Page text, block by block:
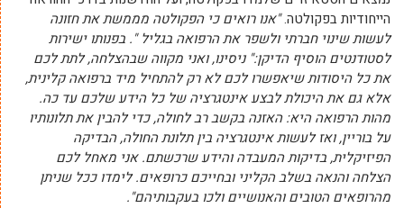
הייחודיות בפקולטה."אנו רואים כי הפקולטה מממשת את חזונה
לעשות שינוי חברתי ולשפר את הרפואה בגליל". בפנותו ישירות
לסטודנטים הוסיף הדיקן:" ניסינו, ואני מקווה שבהצלחה, לתת לכם
את כל היסודות שיאפשרו לכם לא רק להתחיל מיד ברפואה קלינית,
אלא גם את היכולת לבצע אינטגרציה של כל הידע שלכם עד כה.
מהות הרפואה היא: האזנה בקשב רב לחולה, כדי להבין את תלונותיו
על בוריין, ואז לעשות אינטגרציה בין תלונת החולה, הבדיקה
הפיזיקלית, בדיקות המעבדה והידע שרכשתם. אני מאחל לכם
הצלחה והנאה בשלב הקליני ובחייכם כרופאים. לימדו ככל שניתן
מהרופאים הטובים והאנושיים ולכו בעקבותיהם".